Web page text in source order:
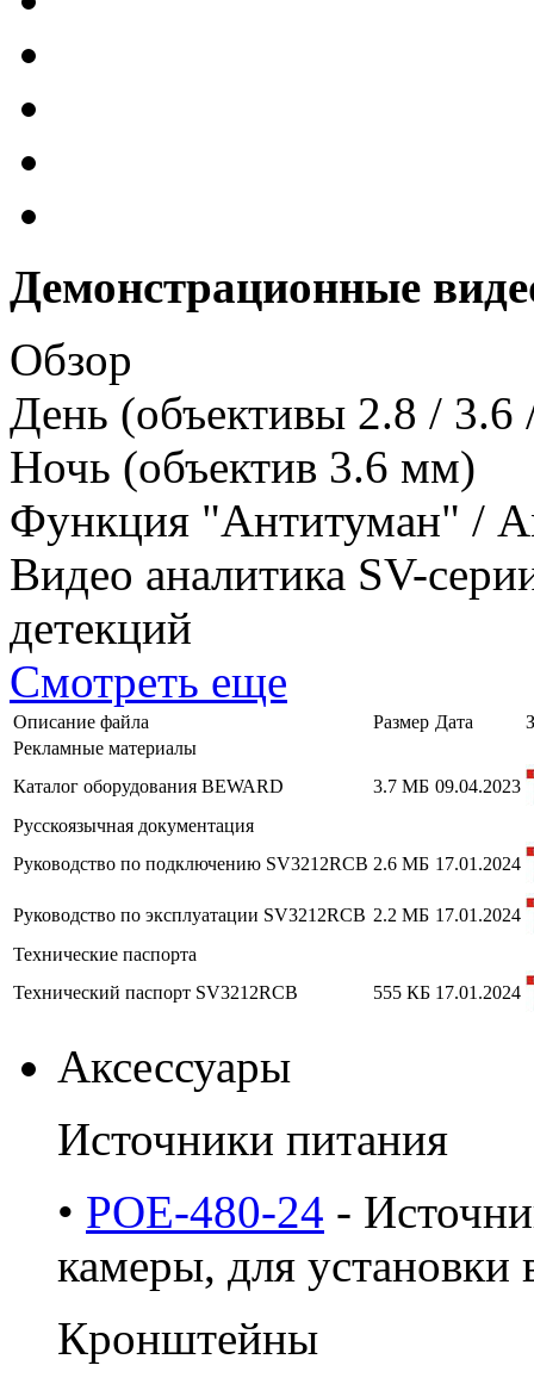
Демонстрационные
Обзор
День (объективы 2.8 /
Ночь (объектив 3.6 мм)
Функция "Антитуман" /
Видео аналитика SV-
детекций
Смотреть еще
Описание файла Размер Дата
Рекламные материалы
Каталог оборудования BEWARD
3.7 МБ 09.04.2023
Русскоязычная документация
Руководство по подключению SV3212RCB 2.6 МБ 17.01.2024
Руководство по эксплуатации SV3212RCB 2.2 МБ 17.01.2024
Технические паспорта
Технический паспорт SV3212RCB
555 КБ 17.01.2024
Аксессуары
Источники питания
• POE-480-24 -
камеры, для установки
Кронштейны